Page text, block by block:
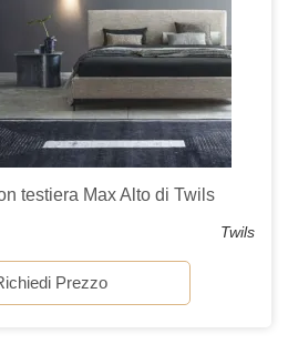
testiera Max Alto di Twils
Twils
Prezzo